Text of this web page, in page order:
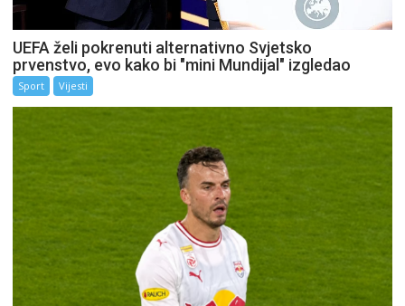
UEFA želi pokrenuti alternativno Svjetsko
prvenstvo, evo kako bi "mini Mundijal" izgledao
Sport Vijesti